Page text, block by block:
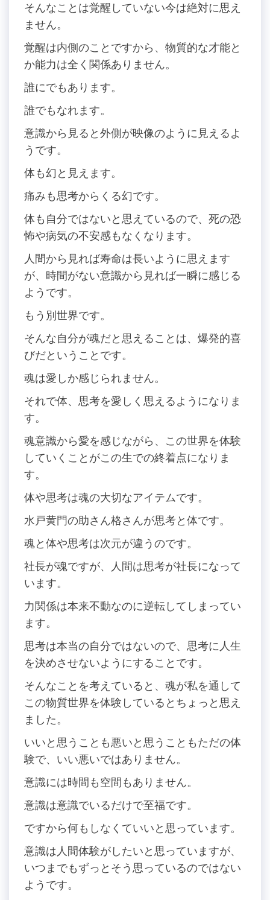
そんなことは覚醒していない今は絶対に思え
ません。
覚醒は内側のことですから、物質的な才能と
か能力は全く関係ありません。
誰にでもあります。
誰でもなれます。
意識から見ると外側が映像のように見えるよ
うです。
体も幻と見えます。
痛みも思考からくる幻です。
体も自分ではないと思えているので、死の恐
怖や病気の不安感もなくなります。
人間から見れば寿命は長いように思えます
が、時間がない意識から見れば一瞬に感じる
ようです。
もう別世界です。
そんな自分が魂だと思えることは、爆発的喜
びだということです。
魂は愛しか感じられません。
それで体、思考を愛しく思えるようになりま
す。
魂意識から愛を感じながら、この世界を体験
していくことがこの生での終着点になりま
す。
体や思考は魂の大切なアイテムです。
水戸黄門の助さん格さんが思考と体です。
魂と体や思考は次元が違うのです。
社長が魂ですが、人間は思考が社長になって
います。
力関係は本来不動なのに逆転してしまってい
ます。
思考は本当の自分ではないので、思考に人生
を決めさせないようにすることです。
そんなことを考えていると、魂が私を通して
この物質世界を体験しているとちょっと思え
ました。
いいと思うことも悪いと思うこともただの体
験で、いい悪いではありません。
意識には時間も空間もありません。
意識は意識でいるだけで至福です。
ですから何もしなくていいと思っています。
意識は人間体験がしたいと思っていますが、
いつまでもずっとそう思っているのではない
ようです。